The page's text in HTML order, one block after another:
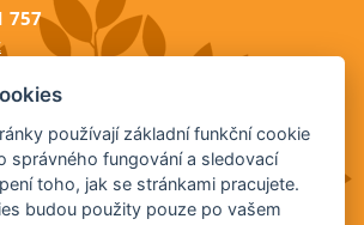
757
používají základní funkční cookie
správného fungování a sledovací
toho, jak se stránkami pracujete.
budou použity pouze po vašem